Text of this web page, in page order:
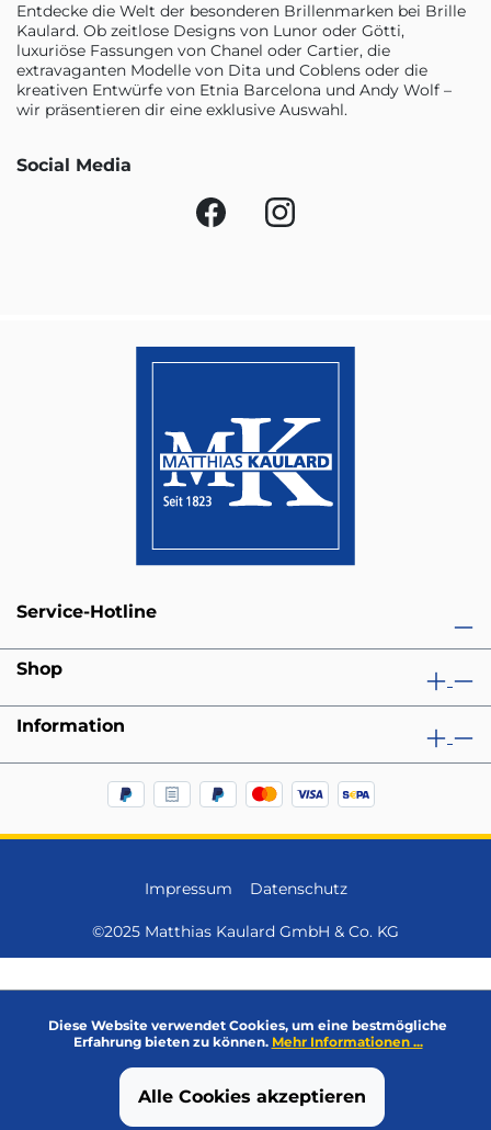
Entdecke die Welt der besonderen Brillenmarken bei Brille
Kaulard. Ob zeitlose Designs von Lunor oder Götti,
luxuriöse Fassungen von Chanel oder Cartier, die
extravaganten Modelle von Dita und Coblens oder die
kreativen Entwürfe von Etnia Barcelona und Andy Wolf –
wir präsentieren dir eine exklusive Auswahl.
Social Media
Service-Hotline
Shop
Information
Impressum Datenschutz
©2025 Matthias Kaulard GmbH & Co. KG
Diese Website verwendet Cookies, um eine bestmögliche
Erfahrung bieten zu können. Mehr Informationen ...
Alle Cookies akzeptieren